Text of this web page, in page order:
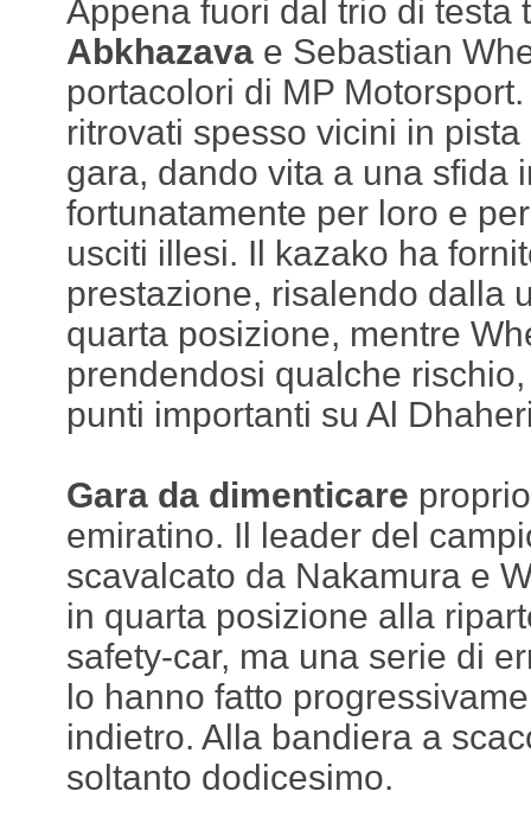
Appena fuori dal trio di testa
Abkhazava e Sebastian
portacolori di MP
ritrovati spesso vicini in
gara, dando vita a una sfida
fortunatamente per loro e
usciti illesi. Il kazako ha
prestazione, risalendo dalla
quarta posizione, mentre
prendendosi qualche
punti importanti su Al
Gara da dimenticare
emiratino. Il leader del
scavalcato da Nakamura e
in quarta posizione alla
safety-car, ma una serie di
lo hanno fatto
indietro. Alla bandiera a
soltanto dodicesimo.